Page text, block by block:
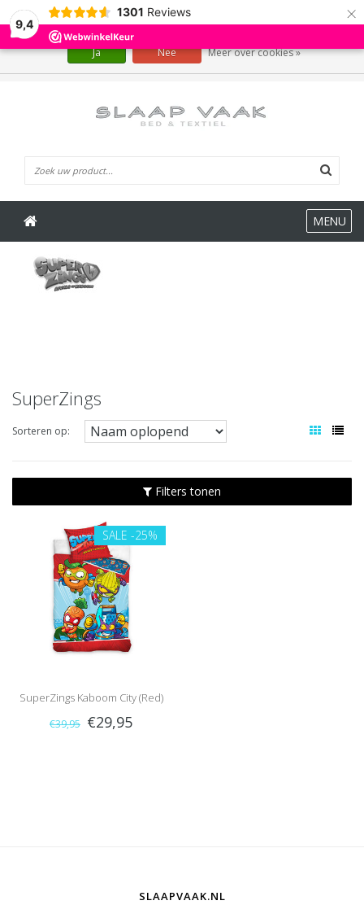
9,4
1301 Reviews ×
MENU
SuperZings
Sorteren op:
Filters tonen
SALE -25%
SuperZings Kaboom City (Red)
€39,95 €29,95
SLAAPVAAK.NL
Wij slaan cookies op om onze website te verbeteren. Is dat akkoord?
Ja Nee Meer over cookies »